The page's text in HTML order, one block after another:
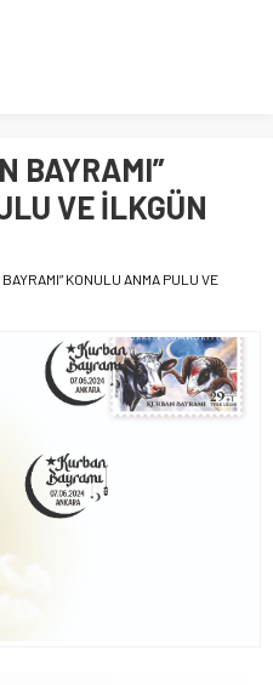
BAYRAMI”
VE İLKGÜN
BAYRAMI” KONULU ANMA PULU VE